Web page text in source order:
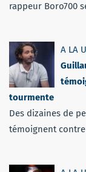
rappeur Boro700
A LA
tourmente
Des dizaines de
témoignent contre